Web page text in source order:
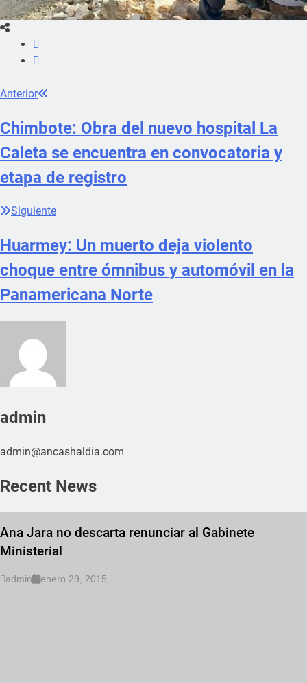
Anterior
Chimbote: Obra del nuevo hospital La
Caleta se encuentra en convocatoria y
etapa de registro
Siguiente
Huarmey: Un muerto deja violento
choque entre ómnibus y automóvil en la
Panamericana Norte
admin
admin@ancashaldia.com
Recent News
Ana Jara no descarta renunciar al Gabinete
Ministerial
admin enero 29, 2015